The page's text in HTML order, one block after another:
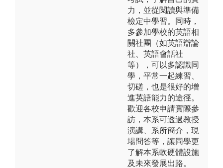
力，並從閱讀與準備
檢定中學習。同時，
多參加學校的英語相
關社團（如英語辯論
社、英語會話社
等），可以多認識同
學，平常一起練習、
切磋，也是很好的增
進英語能力的途徑。
歡迎各校申請實際參
訪，本系可透過教授
演講、系所簡介，現
場問答等，讓同學更
了解本系軟硬體設施
及未來發展出路。